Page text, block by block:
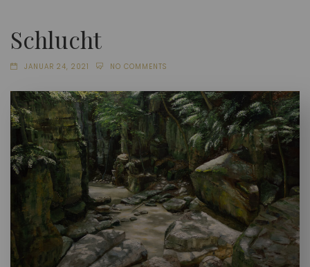
Schlucht
JANUAR 24, 2021 NO COMMENTS